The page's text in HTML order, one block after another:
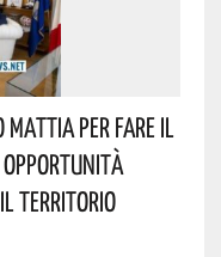
Mattia Per Fare Il
Opportunità
Il Territorio